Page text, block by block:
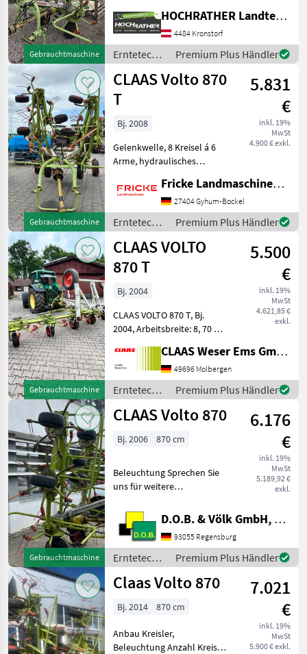
Gebrauchtmaschine
Volto 870 H (Standort
Aschbach) Ausstattung: +
Gelenkwelle +
Dämpferstreben Wir
nehmen uns gerne für Sie
HOCHRATHER Landtechnik GmbH
4484 Kronstorf
Erntetechnik
Grünland /
Claas
Premium Plus Händler
Gebrauchtmaschine
CLAAS Volto 870
T
5.831
€
inkl. 19%
MwSt
4.900 € exkl.
Bj. 2008
Gelenkwelle, 8 Kreisel á 6
Arme, hydraulisches
Klappbar, Erntetechnik
Grünland Kreiselheuer
Fricke Landmaschinen GmbH
27404 Gyhum-Bockel
Erntetechnik
Grünland /
Claas
Premium Plus Händler
Gebrauchtmaschine
CLAAS VOLTO
870 T
5.500
€
inkl. 19%
MwSt
4.621,85 €
exkl.
Bj. 2004
CLAAS VOLTO 870 T, Bj.
2004, Arbeitsbreite: 8, 70 m,
Transportfahrwerk,
Gelenkwelle, Warntafeln/
Beleuchtung.
Angebotspreis inkl. 19%
MwSt. Der Stand
CLAAS Weser Ems GmbH
49696 Molbergen
Erntetechnik
Grünland /
Claas
Premium Plus Händler
Gebrauchtmaschine
CLAAS Volto 870
6.176
€
inkl. 19%
MwSt
5.189,92 €
exkl.
Bj. 2006 870 cm
Beleuchtung Sprechen Sie
uns für weitere
Besichtigungstermin gerne
an! Wir sprechen Deutsch!
We speak English! Мы
говорим по-русски! Der P
D.O.B. & Völk GmbH, Filiale Regensburg
93055 Regensburg
Erntetechnik
Grünland /
Claas
Premium Plus Händler
Claas Volto 870
7.021
€
inkl. 19%
MwSt
5.900 € exkl.
Bj. 2014 870 cm
Anbau Kreisler,
Beleuchtung Anzahl Kreisel: